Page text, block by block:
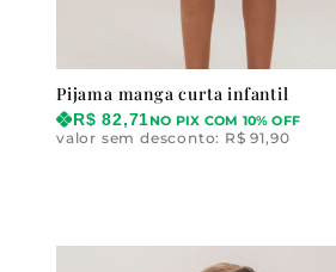
Pijama manga curta infantil
R$ 82,71NO PIX COM 10% OFF
valor sem desconto: R$ 91,90